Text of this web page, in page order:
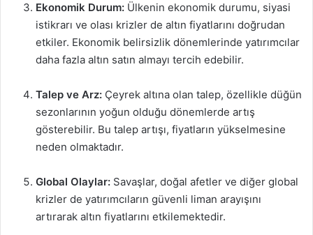
Ekonomik Durum: Ülkenin ekonomik durumu, siyasi
istikrarı ve olası krizler de altın fiyatlarını doğrudan
etkiler. Ekonomik belirsizlik dönemlerinde yatırımcılar
daha fazla altın satın almayı tercih edebilir.
Talep ve Arz: Çeyrek altına olan talep, özellikle düğün
sezonlarının yoğun olduğu dönemlerde artış
gösterebilir. Bu talep artışı, fiyatların yükselmesine
neden olmaktadır.
Global Olaylar: Savaşlar, doğal afetler ve diğer global
krizler de yatırımcıların güvenli liman arayışını
artırarak altın fiyatlarını etkilemektedir.